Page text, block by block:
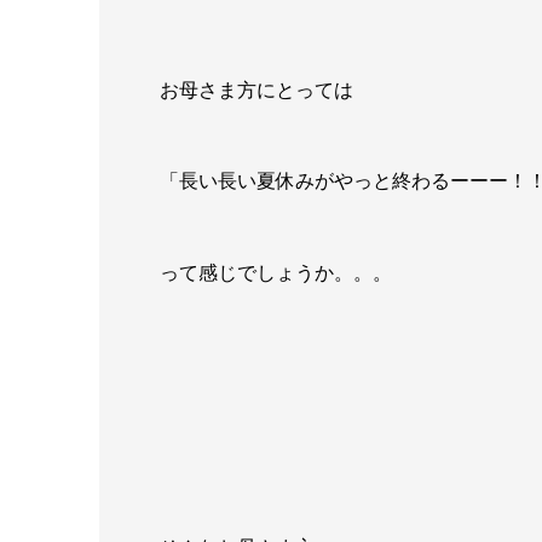
お母さま方にとっては
「長い長い夏休みがやっと終わるーーー！
って感じでしょうか。。。